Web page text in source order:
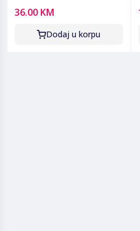
36.00 KM
Dodaj u korpu